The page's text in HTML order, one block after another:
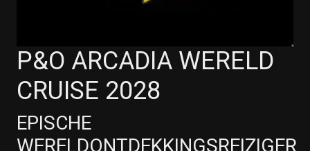
P&O ARCADIA WERELD
CRUISE 2028
EPISCHE
WERELDONTDEKKINGSREIZIGER